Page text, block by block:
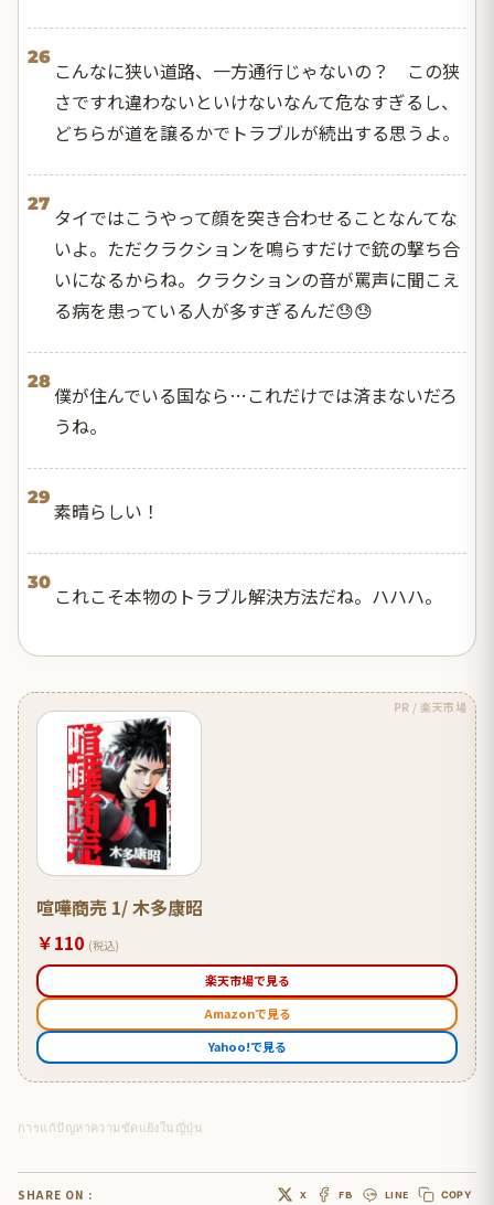
26
こんなに狭い道路、一方通行じゃないの？ この狭
さですれ違わないといけないなんて危なすぎるし、
どちらが道を譲るかでトラブルが続出する思うよ。
27
タイではこうやって顔を突き合わせることなんてな
いよ。ただクラクションを鳴らすだけで銃の撃ち合
いになるからね。クラクションの音が罵声に聞こえ
る病を患っている人が多すぎるんだ😓😓
28
僕が住んでいる国なら…これだけでは済まないだろ
うね。
29
素晴らしい！
30
これこそ本物のトラブル解決方法だね。ハハハ。
PR / 楽天市場
喧嘩商売 1/ 木多康昭
￥110 (税込)
楽天市場で見る
Amazonで見る
Yahoo!で見る
การแก้ปัญหาความขัดแย้งในญี่ปุ่น
SHARE ON : X FB LINE COPY